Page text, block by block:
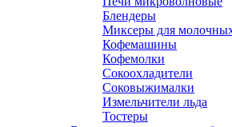
Блендеры
Миксеры для
Кофемашины
Кофемолки
Сокоохладители
Соковыжималки
Измельчители льда
Тостеры